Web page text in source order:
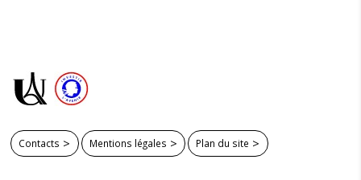
Contacts Mentions légales Plan du site